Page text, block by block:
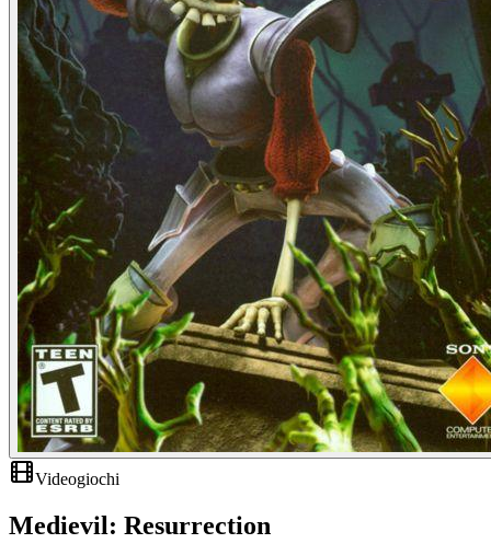
Videogiochi
Medievil: Resurrection